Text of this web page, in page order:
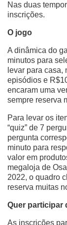
Nas duas
inscrições.
O jogo
A dinâmica do
minutos para
levar para casa,
episódios e
encaram uma
sempre reserva
Para levar os
“quiz” de 7
pergunta
minuto para
valor em
megaloja de
2022, o quadro
reserva muitas
Quer participar
As inscrições